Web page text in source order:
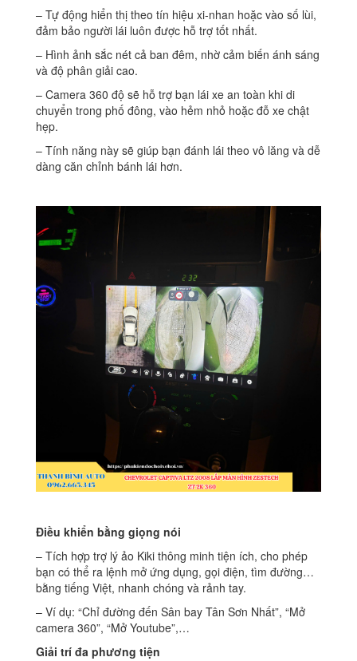
– Tự động hiển thị theo tín hiệu xi-nhan hoặc vào số lùi,
đảm bảo người lái luôn được hỗ trợ tốt nhất.
– Hình ảnh sắc nét cả ban đêm, nhờ cảm biến ánh sáng
và độ phân giải cao.
– Camera 360 độ sẽ hỗ trợ bạn lái xe an toàn khi di
chuyển trong phố đông, vào hẻm nhỏ hoặc đỗ xe chật
hẹp.
– Tính năng này sẽ giúp bạn đánh lái theo vô lăng và dễ
dàng căn chỉnh bánh lái hơn.
Điều khiển bằng giọng nói
– Tích hợp trợ lý ảo Kiki thông minh tiện ích, cho phép
bạn có thể ra lệnh mở ứng dụng, gọi điện, tìm đường…
bằng tiếng Việt, nhanh chóng và rảnh tay.
– Ví dụ: “Chỉ đường đến Sân bay Tân Sơn Nhất”, “Mở
camera 360”, “Mở Youtube”,…
Giải trí đa phương tiện